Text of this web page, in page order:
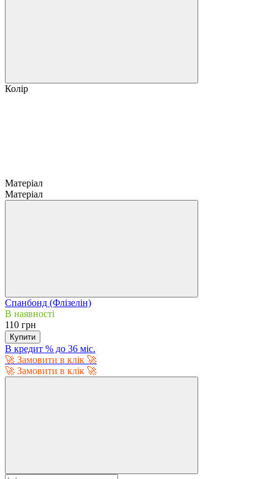
Колір
Матеріал
Матеріал
Спанбонд (Флізелін)
В наявності
110 грн
Купити
В кредит % до 36 міс.
🚀 Замовити в клік 🚀
🚀 Замовити в клік 🚀